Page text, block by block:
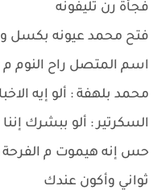
فجأة رن تليفونه
فتح محمد عيونه بكسل
اسم المتصل راح النوم م
محمد بلهفة : ألو إيه
السكرتير : ألو ببشرك
حس إنه هيموت م
ثواني وأكون عندك